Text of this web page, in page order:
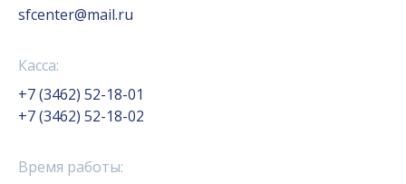
sfcenter@mail.ru
Касса:
+7 (3462) 52-18-01
+7 (3462) 52-18-02
Время работы: